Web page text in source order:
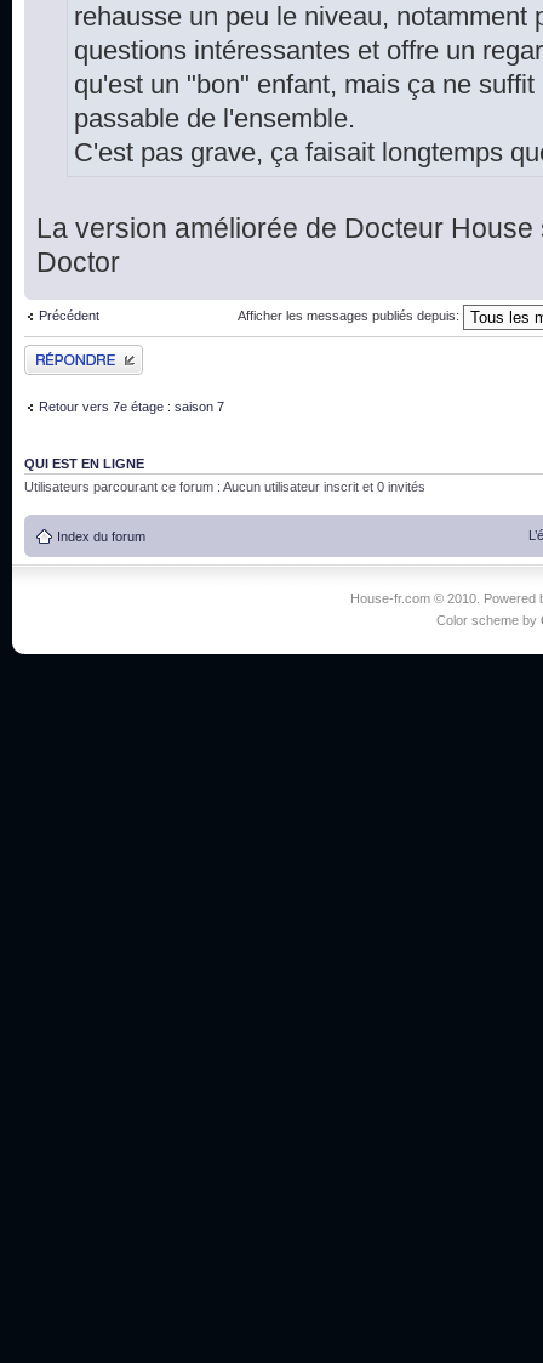
rehausse un peu le niveau, notamment
questions intéressantes et offre un
qu'est un "bon" enfant, mais ça ne
passable de l'ensemble.
C'est pas grave, ça faisait longtemps
La version améliorée de Docteur
Doctor
Précédent Afficher les messages publiés depuis:
Publier une réponse
Retour vers 7e étage : saison 7
QUI EST EN LIGNE
Utilisateurs parcourant ce forum : Aucun utilisateur inscrit et 0 invités
Index du forum
House-fr.com © 2010. Powered
Color scheme by